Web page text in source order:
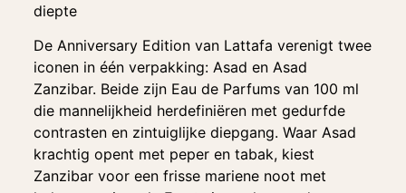
diepte
De Anniversary Edition van Lattafa verenigt twee
iconen in één verpakking: Asad en Asad
Zanzibar. Beide zijn Eau de Parfums van 100 ml
die mannelijkheid herdefiniëren met gedurfde
contrasten en zintuiglijke diepgang. Waar Asad
krachtig opent met peper en tabak, kiest
Zanzibar voor een frisse mariene noot met